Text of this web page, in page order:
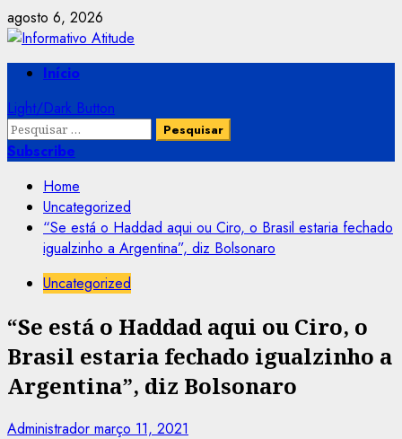
Skip
to
content
agosto 6, 2026
PrimaryInício
Light/Dark Button
Pesquisar
por:
Subscribe
Home
Uncategorized
“Se está o Haddad aqui ou Ciro, o Brasil estaria fechado
igualzinho a Argentina”, diz Bolsonaro
Uncategorized
“Se está o Haddad aqui ou Ciro, o
Brasil estaria fechado igualzinho a
Argentina”, diz Bolsonaro
Administrador março 11, 2021